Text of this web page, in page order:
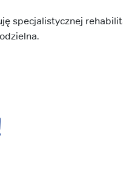
specjalistycznej